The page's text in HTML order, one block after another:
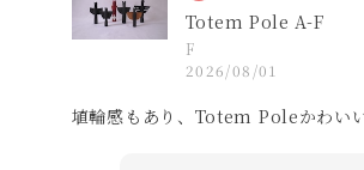
Totem Pole A-F
F
2026/08/01
埴輪感もあり、Totem Poleかわいい